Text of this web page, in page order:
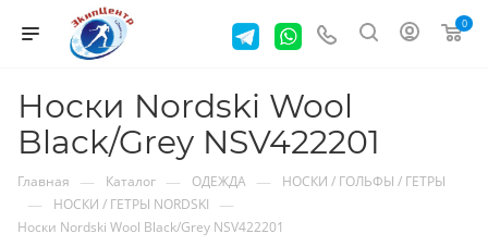
0
Носки Nordski Wool
Black/Grey NSV422201
Главная — Каталог — ОДЕЖДА — НОСКИ / ГОЛЬФЫ / ГЕТРЫ
— НОСКИ / ГЕТРЫ NORDSKI —
Носки Nordski Wool Black/Grey NSV422201